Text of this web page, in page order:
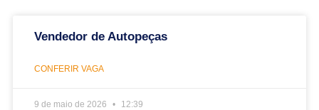
Vendedor de Autopeças
CONFERIR VAGA
9 de maio de 2026 12:39